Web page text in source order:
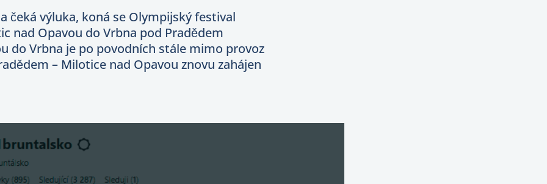
čeká výluka, koná se Olympijský festival
nad Opavou do Vrbna pod Pradědem
do Vrbna je po povodních stále mimo provoz
– Milotice nad Opavou znovu zahájen